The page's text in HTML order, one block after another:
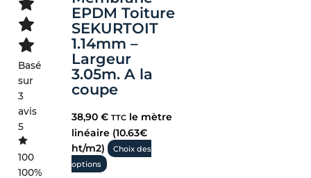
Basé
sur
3
avis
5
100
100%
EPDM Toiture
SEKURTOIT
1.14mm –
Largeur
3.05m. A la
coupe
38,90 € TTCle mètre
linéaire (10.63€
ht/m2)
Choix des
options